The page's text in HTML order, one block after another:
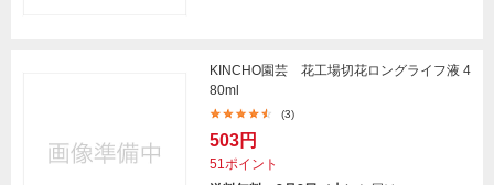
KINCHO園芸 花工場切花ロングライフ液 4
80ml
(3)
503円
51ポイント